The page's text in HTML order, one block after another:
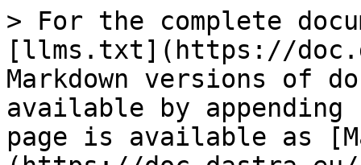
> For the complete
[llms.txt](https://
Markdown versions of
available by
page is available as